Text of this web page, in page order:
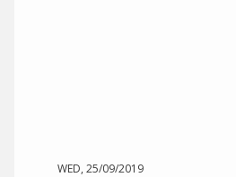
WED, 25/09/2019